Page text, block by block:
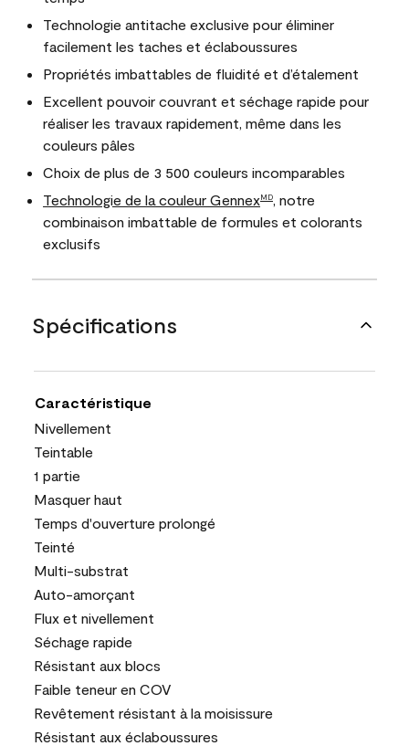
Technologie antitache exclusive pour éliminer
facilement les taches et éclaboussures
Propriétés imbattables de fluidité et d’étalement
Excellent pouvoir couvrant et séchage rapide pour
réaliser les travaux rapidement, même dans les
couleurs pâles
Choix de plus de 3 500 couleurs incomparables
Technologie de la couleur GennexMD
, notre
combinaison imbattable de formules et colorants
exclusifs
Spécifications
Caractéristique
Nivellement
Teintable
1 partie
Masquer haut
Temps d'ouverture prolongé
Teinté
Multi-substrat
Auto-amorçant
Flux et nivellement
Séchage rapide
Résistant aux blocs
Faible teneur en COV
Revêtement résistant à la moisissure
Résistant aux éclaboussures